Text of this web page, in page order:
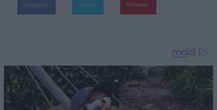
Facebook Twitter Pinterest